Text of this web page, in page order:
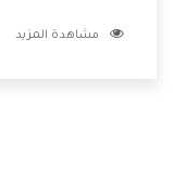
وتقدم للعملاء
مشاهدة المزيد